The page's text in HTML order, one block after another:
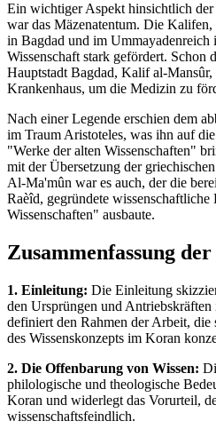
Ein wichtiger Aspekt hinsichtlich der
war das Mäzenatentum. Die Kalifen,
in Bagdad und im Ummayadenreich
Wissenschaft stark gefördert. Schon
Hauptstadt Bagdad, Kalif al-
Krankenhaus, um die Medizin zu
Nach einer Legende erschien dem
im Traum Aristoteles, was ihn auf
"Werke der alten Wissenschaften"
mit der Übersetzung der
Al-Ma'mûn war es auch, der die
Raèîd, gegründete
Wissenschaften" ausbaute.
Zusammenfassung
1. Einleitung: Die Einleitung
den Ursprüngen und Antriebskräften
definiert den Rahmen der Arbeit,
des Wissenskonzepts im Koran
2. Die Offenbarung von Wissen:
philologische und theologische
Koran und widerlegt das Vorurteil,
wissenschaftsfeindlich.